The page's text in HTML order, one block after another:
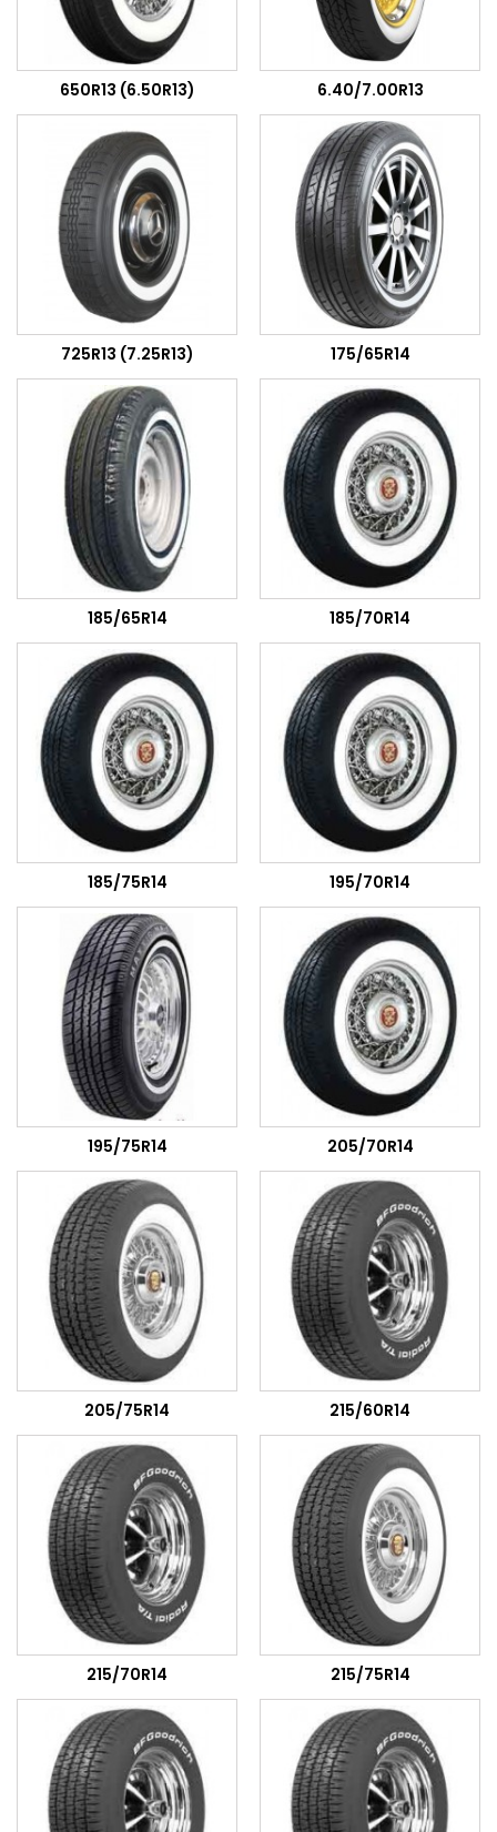
650R13 (6.50R13) 6.40/7.00R13
725R13 (7.25R13) 175/65R14
185/65R14 185/70R14
185/75R14 195/70R14
195/75R14 205/70R14
205/75R14 215/60R14
215/70R14 215/75R14